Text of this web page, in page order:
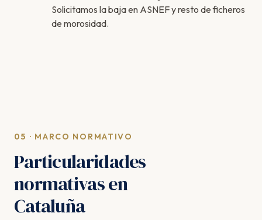
Solicitamos la baja en ASNEF y resto de ficheros
de morosidad.
05 · MARCO NORMATIVO
Particularidades
normativas en
Cataluña